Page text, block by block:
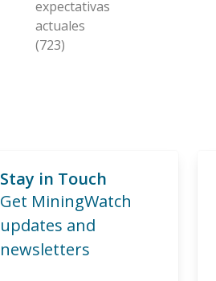
expectativas
actuales
(723)
Stay in Touch
Get MiningWatch
updates and
newsletters